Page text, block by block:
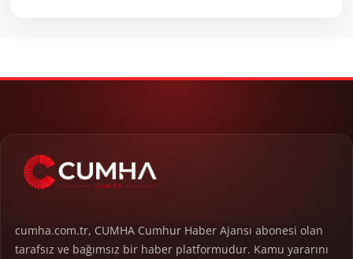
cumha.com.tr, CUMHA Cumhur Haber Ajansı abonesi olan
tarafsız ve bağımsız bir haber platformudur. Kamu yararını